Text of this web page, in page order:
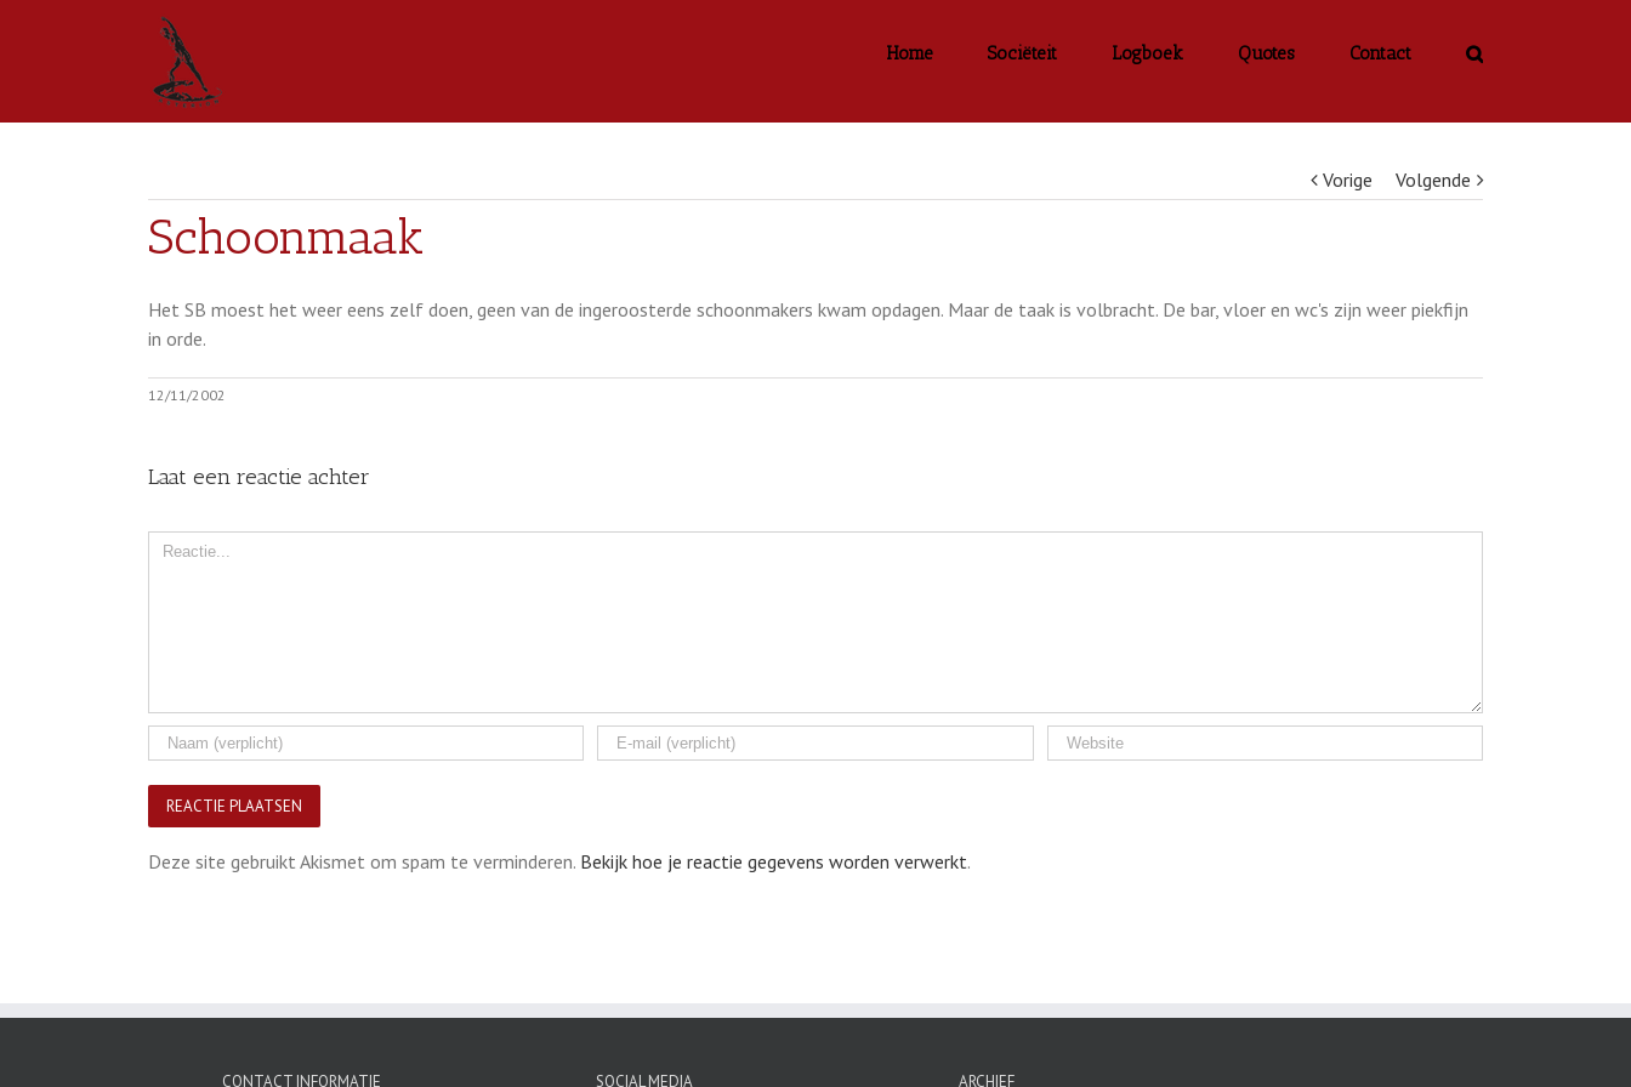
Home Sociëteit Logboek Quotes Contact
Vorige Volgende
Schoonmaak
Het SB moest het weer eens zelf doen, geen van de ingeroosterde schoonmakers kwam opdagen. Maar de taak is volbracht. De bar, vloer en wc's zijn weer piekfijn
in orde.
12/11/2002
Laat een reactie achter
Comment
Deze site gebruikt Akismet om spam te verminderen. Bekijk hoe je reactie gegevens worden verwerkt.
CONTACT INFORMATIE SOCIAL MEDIA ARCHIEF